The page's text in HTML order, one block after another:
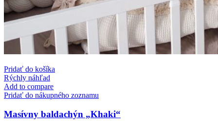
Pridať do košíka
Rýchly náhľad
Add to compare
Pridať do nákupného zoznamu
Masívny baldachýn „Khaki“